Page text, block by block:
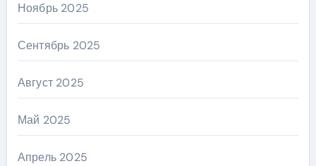
Ноябрь 2025
Сентябрь 2025
Август 2025
Май 2025
Апрель 2025